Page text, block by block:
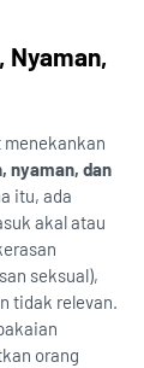
Nyaman,
menekankan
nyaman, dan
itu, ada
akal atau
seksual),
tidak relevan.
orang